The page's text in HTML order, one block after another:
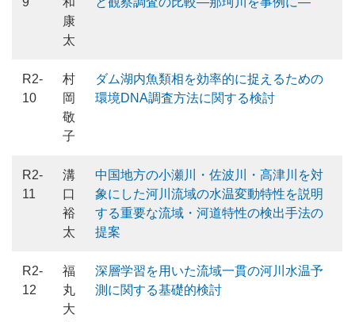
康
太
R2-
10
村
岡
敬
子
ダム湖内魚類相を効率的に捉えるための
環境DNA調査方法に関する検討
R2-
11
溝
口
裕
太
中国地方の小瀬川・佐波川・高津川を対
象にした河川流域の水温変動特性を説明
する重要な流域・河道特性の検出手法の
提案
R2-
12
福
丸
大
深層学習を用いた流域一貫の河川水温予
測に関する基礎的検討